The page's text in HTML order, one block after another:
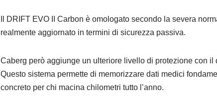
Il DRIFT EVO II Carbon è omologato secondo la severa
realmente aggiornato in termini di sicurezza passiva.
Caberg però aggiunge un ulteriore livello di protezione con
Questo sistema permette di memorizzare dati medici
concreto per chi macina chilometri tutto l’anno.